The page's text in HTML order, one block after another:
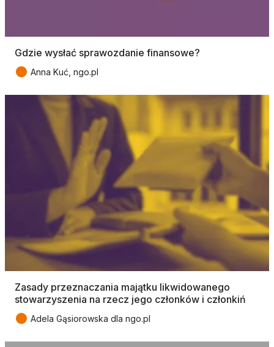
Gdzie wysłać sprawozdanie finansowe?
● Anna Kuć, ngo.pl
Zasady przeznaczania majątku likwidowanego
stowarzyszenia na rzecz jego członków i członkiń
● Adela Gąsiorowska dla ngo.pl